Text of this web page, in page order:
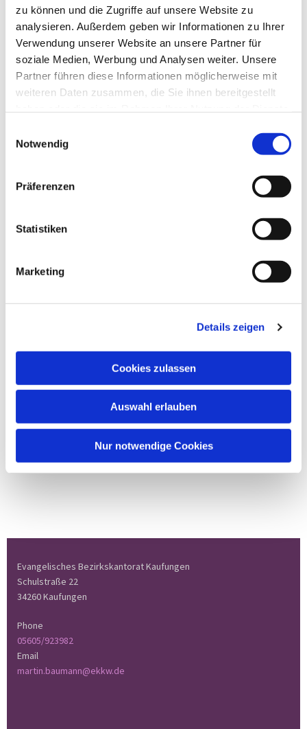
zu können und die Zugriffe auf unsere Website zu
analysieren. Außerdem geben wir Informationen zu Ihrer
Verwendung unserer Website an unsere Partner für
soziale Medien, Werbung und Analysen weiter. Unsere
Partner führen diese Informationen möglicherweise mit
weiteren Daten zusammen, die Sie ihnen bereitgestellt
Notwendig
Präferenzen
Statistiken
Marketing
Details zeigen
Cookies zulassen
Auswahl erlauben
Nur notwendige Cookies
Baumann (Leitung)
Interessierte Kinder können jederzeit - außer
direkt vor Aufführungen - bei den Chorproben
Chormitglieder informieren sich bitte anhand
andere Räume verlegte Proben.
Evangelisches Bezirkskantorat Kaufungen
Schulstraße 22
34260 Kaufungen
Phone
05605/923982
Email
martin.baumann@ekkw.de